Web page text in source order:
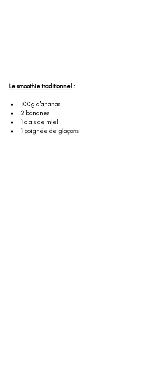
Le smoothie traditionnel :
100g d'ananas
2 bananes
1 c.a.s de miel
1 poignée de glaçons